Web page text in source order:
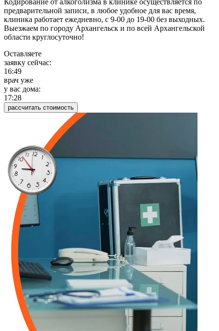
Кодирование от алкоголизма в клинике осуществляется по
предварительной записи, в любое удобное для вас время,
клиника работает ежедневно, с 9-00 до 19-00 без выходных.
Выезжаем по городу Архангельск и по всей Архангельской
области круглосуточно!
Оставляете
заявку сейчас:
16:49
врач уже
у вас дома:
17:28
рассчитать стоимость